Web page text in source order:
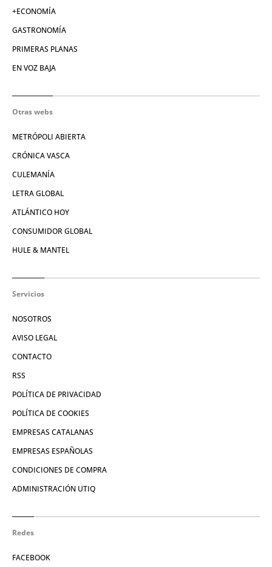
+ECONOMÍA
GASTRONOMÍA
PRIMERAS PLANAS
EN VOZ BAJA
Otras webs
METRÓPOLI ABIERTA
CRÓNICA VASCA
CULEMANÍA
LETRA GLOBAL
ATLÁNTICO HOY
CONSUMIDOR GLOBAL
HULE & MANTEL
Servicios
NOSOTROS
AVISO LEGAL
CONTACTO
RSS
POLÍTICA DE PRIVACIDAD
POLÍTICA DE COOKIES
EMPRESAS CATALANAS
EMPRESAS ESPAÑOLAS
CONDICIONES DE COMPRA
ADMINISTRACIÓN UTIQ
Redes
FACEBOOK